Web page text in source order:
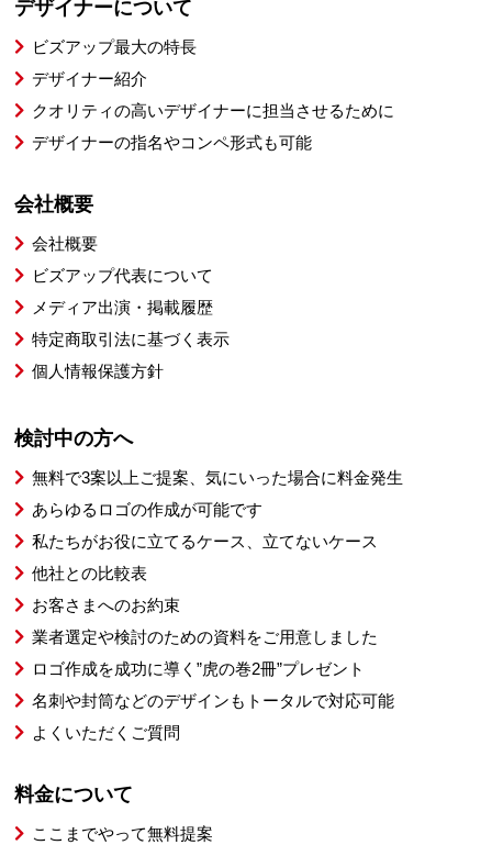
デザイナーについて
ビズアップ最大の特長
デザイナー紹介
クオリティの高いデザイナーに担当させるために
デザイナーの指名やコンペ形式も可能
会社概要
会社概要
ビズアップ代表について
メディア出演・掲載履歴
特定商取引法に基づく表示
個人情報保護方針
検討中の方へ
無料で3案以上ご提案、気にいった場合に料金発生
あらゆるロゴの作成が可能です
私たちがお役に立てるケース、立てないケース
他社との比較表
お客さまへのお約束
業者選定や検討のための資料をご用意しました
ロゴ作成を成功に導く”虎の巻2冊”プレゼント
名刺や封筒などのデザインもトータルで対応可能
よくいただくご質問
料金について
ここまでやって無料提案